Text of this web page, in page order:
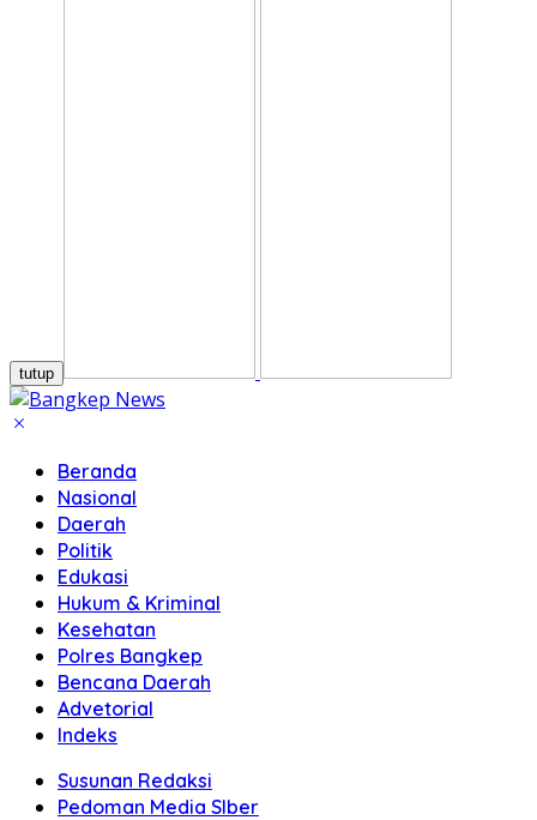
tutup
Beranda
Nasional
Daerah
Politik
Edukasi
Hukum & Kriminal
Kesehatan
Polres Bangkep
Bencana Daerah
Advetorial
Indeks
Susunan Redaksi
Pedoman Media SIber